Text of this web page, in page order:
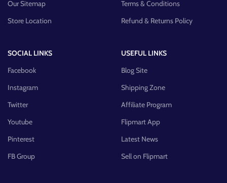
Our Sitemap
Store Location
Terms & Conditions
Refund & Returns Policy
SOCIAL LINKS
Facebook
Instagram
Twitter
Youtube
Pinterest
FB Group
USEFUL LINKS
Blog Site
Shipping Zone
Affiliate Program
Flipmart App
Latest News
Sell on Flipmart